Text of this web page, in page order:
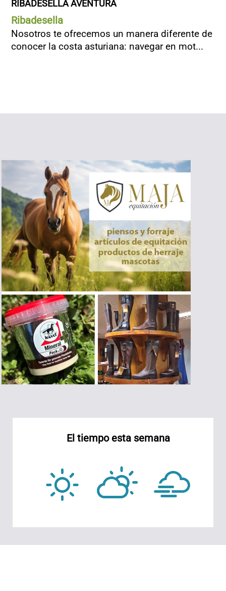
RIBADESELLA AVENTURA
Ribadesella
Nosotros te ofrecemos un manera diferente de
conocer la costa asturiana: navegar en mot...
El tiempo esta semana